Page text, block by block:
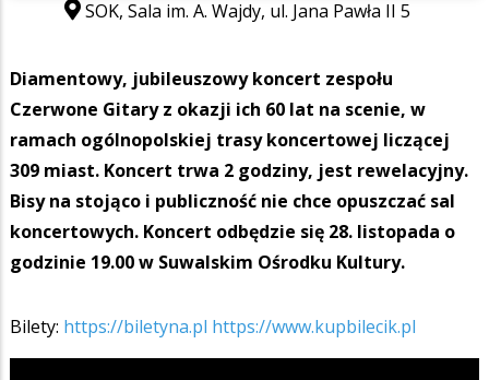
SOK, Sala im. A. Wajdy, ul. Jana Pawła II 5
Diamentowy, jubileuszowy koncert zespołu
Czerwone Gitary z okazji ich 60 lat na scenie, w
ramach ogólnopolskiej trasy koncertowej liczącej
309 miast. Koncert trwa 2 godziny, jest rewelacyjny.
Bisy na stojąco i publiczność nie chce opuszczać sal
koncertowych. Koncert odbędzie się 28. listopada o
godzinie 19.00 w Suwalskim Ośrodku Kultury.
Bilety: https://biletyna.pl https://www.kupbilecik.pl